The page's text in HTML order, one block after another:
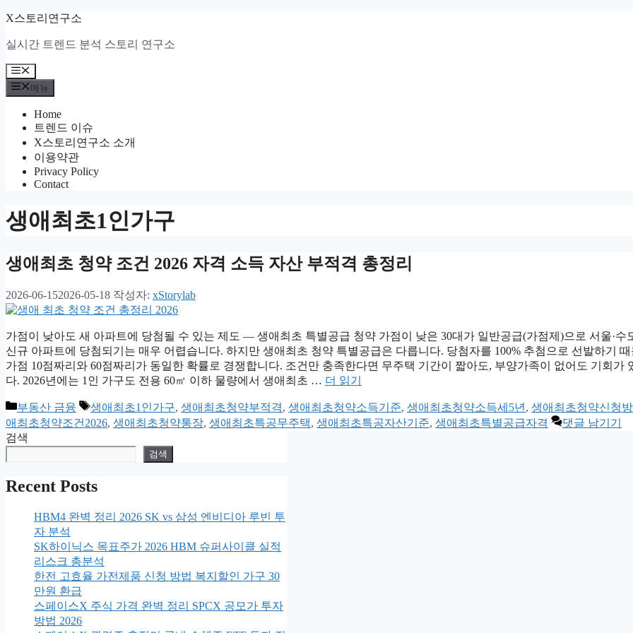
컨
츠
로
건
너
X스토리연구소
실시간 트렌드 분석 스토리 연구소
메
뉴
메뉴
Home
트렌드 이슈
X스토리연구소 소개
이용약관
Privacy Policy
Contact
생애최초1인가구
생애최초 청약 조건 2026 자격 소득 자산 부적격 총정리
2026-06-152026-05-18 작성자: xStorylab
가점이 낮아도 새 아파트에 당첨될 수 있는 제도 — 생애최초 특별공급 청약 가점이 낮은 30대가 일반공급(가점제)으로 서울·수
신규 아파트에 당첨되기는 매우 어렵습니다. 하지만 생애최초 청약 특별공급은 다릅니다. 당첨자를 100% 추첨으로 선발하기 때
가점 10점짜리와 60점짜리가 동일한 확률로 경쟁합니다. 조건만 충족한다면 무주택 기간이 짧아도, 부양가족이 없어도 기회가
다. 2026년에는 1인 가구도 전용 60㎡ 이하 물량에서 생애최초 … 더 읽기
카
테
고
리
부동산 금융
태
그
생애최초1인가구, 생애최초청약부적격, 생애최초청약소득기준, 생애최초청약소득세5년, 생애최초청약신청
애최초청약조건2026, 생애최초청약통장, 생애최초특공무주택, 생애최초특공자산기준, 생애최초특별공급자격
댓글 남기기
검색
검색
Recent Posts
HBM4 완벽 정리 2026 SK vs 삼성 엔비디아 루빈 투
자 분석
SK하이닉스 목표주가 2026 HBM 슈퍼사이클 실적
리스크 총분석
한전 고효율 가전제품 신청 방법 복지할인 가구 30
만원 환급
스페이스X 주식 가격 완벽 정리 SPCX 공모가 투자
방법 2026